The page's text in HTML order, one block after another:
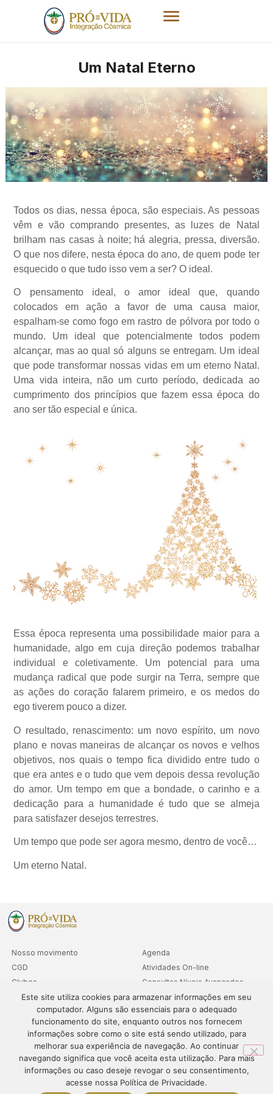
Um Natal Eterno
Todos os dias, nessa época, são especiais. As pessoas
vêm e vão comprando presentes, as luzes de Natal
brilham nas casas à noite; há alegria, pressa, diversão.
O que nos difere, nesta época do ano, de quem pode ter
esquecido o que tudo isso vem a ser? O ideal.
O pensamento ideal, o amor ideal que, quando
colocados em ação a favor de uma causa maior,
espalham-se como fogo em rastro de pólvora por todo o
mundo. Um ideal que potencialmente todos podem
alcançar, mas ao qual só alguns se entregam. Um ideal
que pode transformar nossas vidas em um eterno Natal.
Uma vida inteira, não um curto período, dedicada ao
cumprimento dos princípios que fazem essa época do
ano ser tão especial e única.
Essa época representa uma possibilidade maior para a
humanidade, algo em cuja direção podemos trabalhar
individual e coletivamente. Um potencial para uma
mudança radical que pode surgir na Terra, sempre que
as ações do coração falarem primeiro, e os medos do
ego tiverem pouco a dizer.
O resultado, renascimento: um novo espírito, um novo
plano e novas maneiras de alcançar os novos e velhos
objetivos, nos quais o tempo fica dividido entre tudo o
que era antes e o tudo que vem depois dessa revolução
do amor. Um tempo em que a bondade, o carinho e a
dedicação para a humanidade é tudo que se almeja
para satisfazer desejos terrestres.
Um tempo que pode ser agora mesmo, dentro de você…
Um eterno Natal.
Nosso movimento
CGD
Clubes
Cooperativa
Departamentos
Sedes
Agenda
Atividades On-line
Consultas Níveis Avançados
© 1995-2024 – PRÓ-VIDA – Todos os direitos reservados. O
conteúdo deste site não pode ser publicado ou redistribuído sem
Este site utiliza cookies para armazenar informações em seu
computador. Alguns são essenciais para o adequado
funcionamento do site, enquanto outros nos fornecem
informações sobre como o site está sendo utilizado, para
melhorar sua experiência de navegação. Ao continuar
navegando significa que você aceita esta utilização. Para mais
informações ou caso deseje revogar o seu consentimento,
acesse nossa Política de Privacidade.